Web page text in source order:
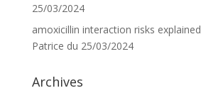
25/03/2024
amoxicillin interaction risks explained
Patrice du 25/03/2024
Archives